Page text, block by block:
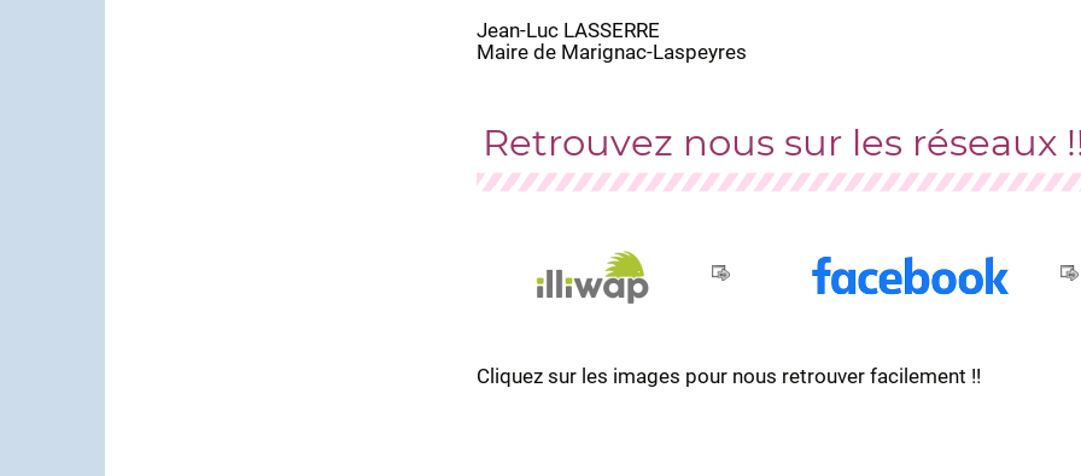
Jean-Luc LASSERRE
Maire de Marignac-Laspeyres
Retrouvez nous sur les réseaux
Cliquez sur les images pour nous retrouver facilement !!